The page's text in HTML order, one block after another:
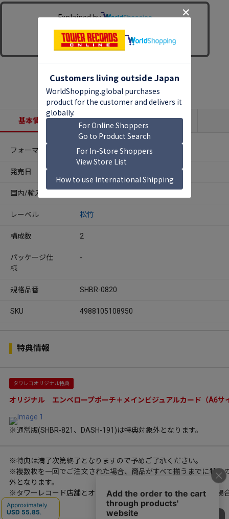
基本情報 収録内容 商品説明
フォーマット Blu-ray Disc
発売日
国内/輸入
レーベル 松竹
構成数 2
パッケージ仕
様
-
規格品番 SHBR-0820
SKU 4988105108950
特典情報
タワレコオリジナル特典
オリジナル エンベロープポーチ＋メインビジュアルカード（A6サ
※通常版(SHBR-821、DASH-191)は特典対象外となります。
※特典は満了次第終了となりますので予めご了承ください。
※複数枚を一回でご注文された場合、商品がすべて揃うまでに特
外となります。
※タワーレコード店舗とオンラインでは特典の運用状況が異なる場